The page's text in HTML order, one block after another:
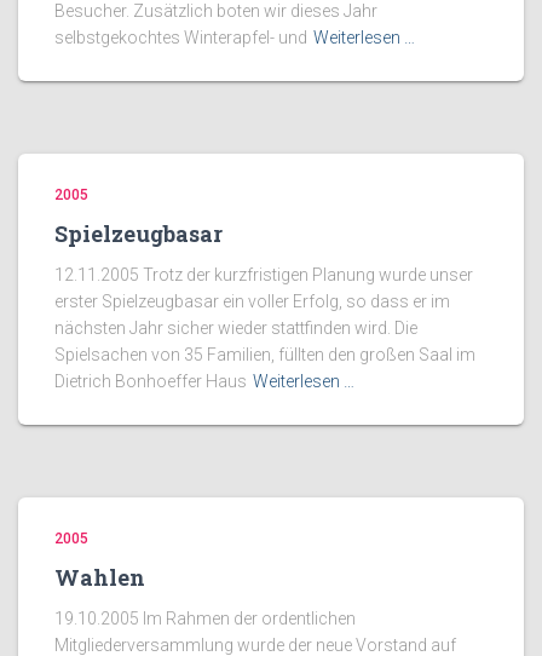
Besucher. Zusätzlich boten wir dieses Jahr
selbstgekochtes Winterapfel- und Weiterlesen …
2005
Spielzeugbasar
12.11.2005 Trotz der kurzfristigen Planung wurde unser
erster Spielzeugbasar ein voller Erfolg, so dass er im
nächsten Jahr sicher wieder stattfinden wird. Die
Spielsachen von 35 Familien, füllten den großen Saal im
Dietrich Bonhoeffer Haus Weiterlesen …
2005
Wahlen
19.10.2005 Im Rahmen der ordentlichen
Mitgliederversammlung wurde der neue Vorstand auf